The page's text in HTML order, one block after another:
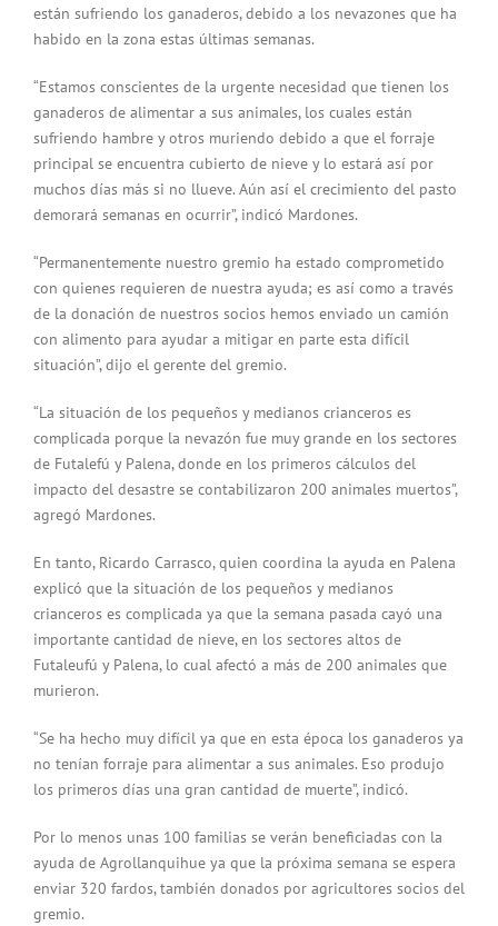
están sufriendo los ganaderos, debido a los nevazones que ha
habido en la zona estas últimas semanas.
“Estamos conscientes de la urgente necesidad que tienen los
ganaderos de alimentar a sus animales, los cuales están
sufriendo hambre y otros muriendo debido a que el forraje
principal se encuentra cubierto de nieve y lo estará así por
muchos días más si no llueve. Aún así el crecimiento del pasto
demorará semanas en ocurrir”, indicó Mardones.
“Permanentemente nuestro gremio ha estado comprometido
con quienes requieren de nuestra ayuda; es así como a través
de la donación de nuestros socios hemos enviado un camión
con alimento para ayudar a mitigar en parte esta difícil
situación”, dijo el gerente del gremio.
“La situación de los pequeños y medianos crianceros es
complicada porque la nevazón fue muy grande en los sectores
de Futalefú y Palena, donde en los primeros cálculos del
impacto del desastre se contabilizaron 200 animales muertos”,
agregó Mardones.
En tanto, Ricardo Carrasco, quien coordina la ayuda en Palena
explicó que la situación de los pequeños y medianos
crianceros es complicada ya que la semana pasada cayó una
importante cantidad de nieve, en los sectores altos de
Futaleufú y Palena, lo cual afectó a más de 200 animales que
murieron.
“Se ha hecho muy difícil ya que en esta época los ganaderos ya
no tenían forraje para alimentar a sus animales. Eso produjo
los primeros días una gran cantidad de muerte”, indicó.
Por lo menos unas 100 familias se verán beneficiadas con la
ayuda de Agrollanquihue ya que la próxima semana se espera
enviar 320 fardos, también donados por agricultores socios del
gremio.